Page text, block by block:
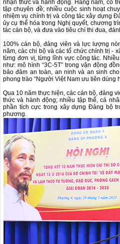
nhận thức và hành động. Hằng năm, có
tập chuyên đề; nhiều cuộc sinh hoạt
nhiệm vụ chính trị và công tác xây dựng
ủy cụ thể hóa trong Nghị quyết, chương
tác cán bộ, và đưa vào tiêu chí thi đua,
100% cán bộ, đảng viên và lực lượng
năm, các chi bộ và các tổ chức chính trị -
từng đơn vị, từng lĩnh vực công tác.
như: mô hình “3C-5T” trong vận động
bảo đảm an toàn, an ninh và an sinh
phong trào “Người Việt Nam ưu tiên dùng
Qua 10 năm thực hiện, các cán bộ, đảng
thức và hành động; nhiều tập thể, cá
phần tích cực trong xây dựng Đảng bộ
phương.